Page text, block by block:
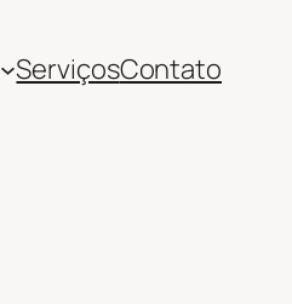
ServiçosContato